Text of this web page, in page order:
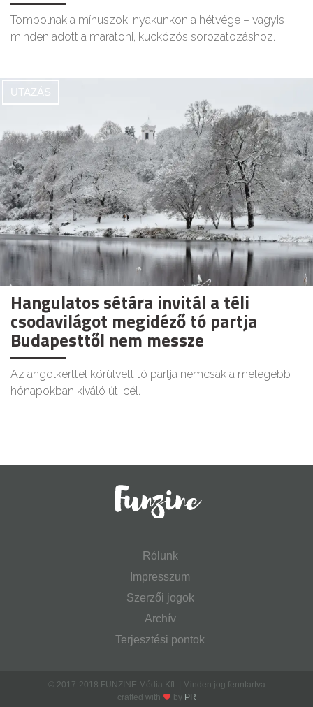
Tombolnak a mínuszok, nyakunkon a hétvége – vagyis
minden adott a maratoni, kuckózós sorozatozáshoz.
UTAZÁS
Hangulatos sétára invitál a téli
csodavilágot megidéző tó partja
Budapesttől nem messze
Az angolkerttel körülvett tó partja nemcsak a melegebb
hónapokban kiváló úti cél.
Rólunk
Impresszum
Szerzői jogok
Archív
Terjesztési pontok
© 2017-2018 FUNZINE Média Kft. | Minden jog fenntartva
crafted with
by PR